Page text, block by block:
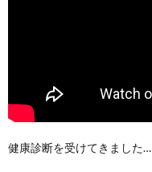
健康診断を受けてきました…